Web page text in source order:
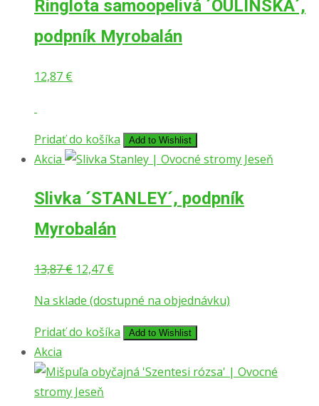
Ringlota samoopelivá ´OULINSKA´,
podpník Myrobalán
12,87 €
Pridať do košíka Add to Wishlist
Akcia
Slivka ´STANLEY´, podpník
Myrobalán
13,87€ Pôvodná
bola:
13,87 €.
12,47 €
je:
12,47 €.
Na sklade (dostupné na objednávku)
Pridať do košíka
Add to Wishlist
Akcia